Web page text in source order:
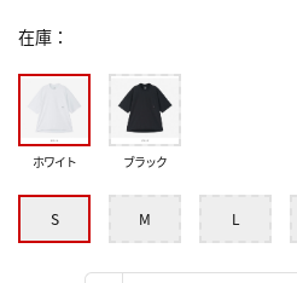
在庫
ホワイト ブラック
S M L